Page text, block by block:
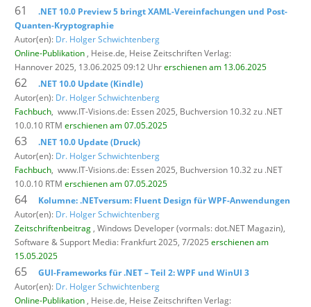
61
.NET 10.0 Preview 5 bringt XAML-Vereinfachungen und Post-
Quanten-Kryptographie
Autor(en): Dr. Holger Schwichtenberg
Online-Publikation , Heise.de, Heise Zeitschriften Verlag:
Hannover 2025, 13.06.2025 09:12 Uhrerschienen am 13.06.2025
62
.NET 10.0 Update (Kindle)
Autor(en): Dr. Holger Schwichtenberg
Fachbuch, www.IT-Visions.de: Essen 2025, Buchversion 10.32 zu .NET
10.0.10 RTM erschienen am 07.05.2025
63
.NET 10.0 Update (Druck)
Autor(en): Dr. Holger Schwichtenberg
Fachbuch, www.IT-Visions.de: Essen 2025, Buchversion 10.32 zu .NET
10.0.10 RTM erschienen am 07.05.2025
64
Kolumne: .NETversum: Fluent Design für WPF-Anwendungen
Autor(en): Dr. Holger Schwichtenberg
Zeitschriftenbeitrag , Windows Developer (vormals: dot.NET Magazin),
Software & Support Media: Frankfurt 2025, 7/2025 erschienen am
15.05.2025
65
GUI-Frameworks für .NET – Teil 2: WPF und WinUI 3
Autor(en): Dr. Holger Schwichtenberg
Online-Publikation , Heise.de, Heise Zeitschriften Verlag: